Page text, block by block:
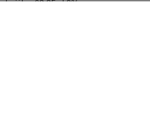
obniżką:63,35 zł 0%